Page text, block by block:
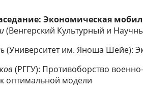
Экономическая
(Венгерский Культурный и
(Университет им. Яноша Шейе):
(РГГУ): Противоборство
оптимальной модели